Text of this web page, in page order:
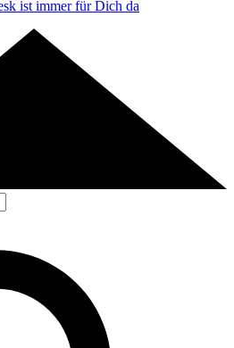
ist immer für Dich da